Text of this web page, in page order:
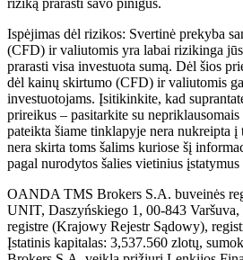
Ispėjimas dėl rizikos: Svertinė prekyba
(CFD) ir valiutomis yra labai rizikinga
prarasti visa investuota sumą. Dėl šios
dėl kainų skirtumo (CFD) ir valiutomis
investuotojams. Įsitikinkite, kad
prireikus – pasitarkite su
pateikta šiame tinklapyje nera nukreipta
nera skirta toms šalims kuriose šį
pagal nurodytos šalies vietinius
OANDA TMS Brokers S.A. buveinės
UNIT, Daszyńskiego 1, 00-843
registre (Krajowy Rejestr Sądowy),
Įstatinis kapitalas: 3,537.560 zlotų,